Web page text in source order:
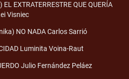
EXTRATERRESTRE QUE QUERÍA
Visniec
NO NADA Carlos Sarrió
Luminita Voina-Raut
Julio Fernández Peláez